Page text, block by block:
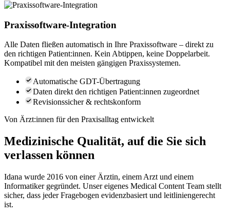
Praxissoftware-Integration
Alle Daten fließen automatisch in Ihre Praxissoftware – direkt zu
den richtigen Patient:innen. Kein Abtippen, keine Doppelarbeit.
Kompatibel mit den meisten gängigen Praxissystemen.
Automatische GDT-Übertragung
Daten direkt den richtigen Patient:innen zugeordnet
Revisionssicher & rechtskonform
Von Ärzt:innen für den Praxisalltag entwickelt
Medizinische Qualität, auf die Sie sich
verlassen können
Idana wurde 2016 von einer Ärztin, einem Arzt und einem
Informatiker gegründet. Unser eigenes Medical Content Team stellt
sicher, dass jeder Fragebogen evidenzbasiert und leitliniengerecht
ist.